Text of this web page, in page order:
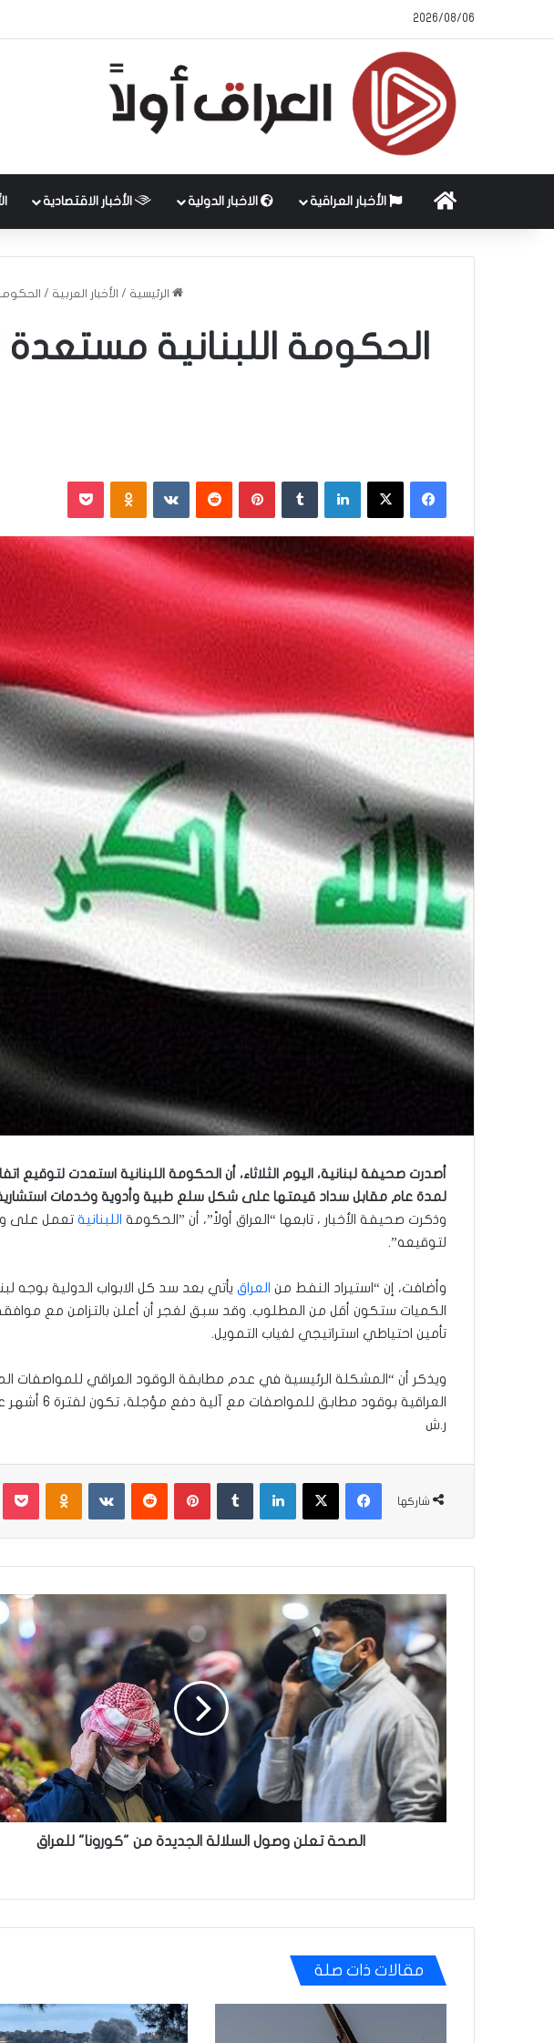
2026/08/06
الرئيسية الأخبار العراقية الاخبار الدولية الأخبار الاقتصادية
الرئيسية / الأخبار العربية /
الحكومة ال​لبنان​ية مستعدة
فيسبوك
‫X لينكدإن بينتيريست Odnoklassniki
‫Pocket
لمدة عام مقابل سداد قيمتها على شكل سلع طبية وأدوية وخدمات
وذكرت صحيفة الأخبار ، تابعها “العراق أولاً”، أن ​”الحكومة اللبنانية تعمل على
لتوقيعه”.
وأضافت، إن “استيراد النفط من العراق يأتي بعد سد كل الابواب الدولية بوجه
الكميات ستكون أقل من المطلوب. وقد سبق لغجر أن أعلن بالتزامن مع
تأمين احتياطي استراتيجي لغياب التمويل.
ويذكر أن “المشكلة الرئيسية في عدم مطابقة ​الوقود​ العراقي للمواصفات
العراقية بوقود مطابق للمواصفات مع آلية دفع مؤجلة، تكون لفترة 6 أشهر على الأقل”.
ر.ش
شاركها
فيسبوك
‫X لينكدإن بينتيريست
الصحة
تعلن
وصول
السلالة
الجديدة
من
"كورونا"
للعراق
الصحة تعلن وصول السلالة الجديدة من "كورونا" للعراق
مقالات ذات صلة